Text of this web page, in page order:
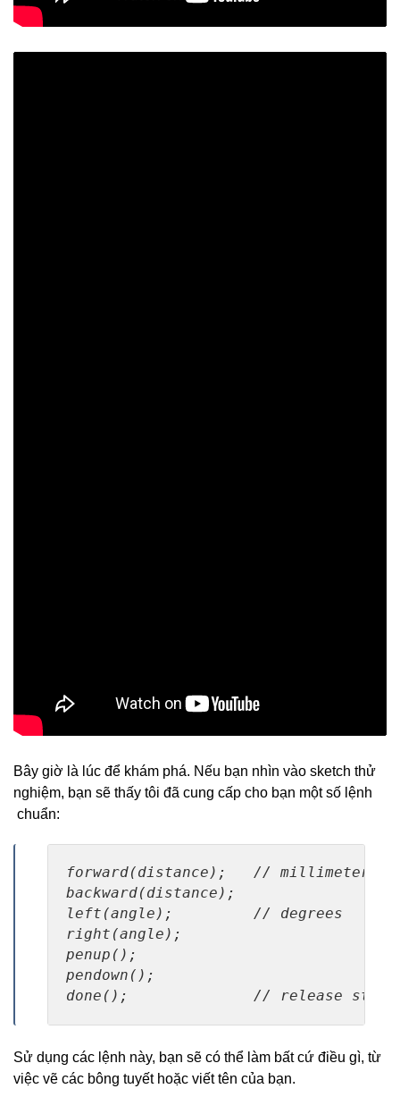
Bây giờ là lúc để khám phá. Nếu bạn nhìn vào sketch thử
nghiệm, bạn sẽ thấy tôi đã cung cấp cho bạn một số lệnh
chuẩn:
forward(distance);   // millimeters
backward(distance);
left(angle);         // degrees
right(angle);
penup();
pendown();
done();              // release
Sử dụng các lệnh này, bạn sẽ có thể làm bất cứ điều gì, từ
việc vẽ các bông tuyết hoặc viết tên của bạn.